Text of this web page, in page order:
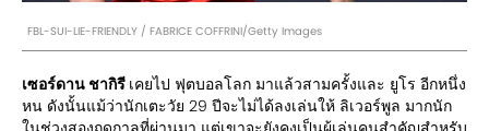
FBL-SUI-LIE-FRIENDLY / FABRICE COFFRINI/Getty Images
เซอร์ดาน ชากิรี เคยไป ฟุตบอลโลก มาแล้วสามครั้งและ ยูโร อีกหนึ่ง
หน ดังนั้นแม้ว่านักเตะวัย 29 ปีจะไม่ได้ลงเล่นให้ ลิเวอร์พูล มากนัก